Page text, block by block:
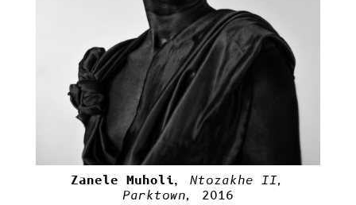
Zanele Muholi, Ntozakhe II,
Parktown, 2016